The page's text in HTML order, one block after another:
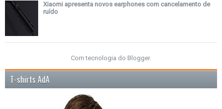
Xiaomi apresenta novos earphones com cancelamento de
ruído
Com tecnologia do Blogger.
T-shirts AdA